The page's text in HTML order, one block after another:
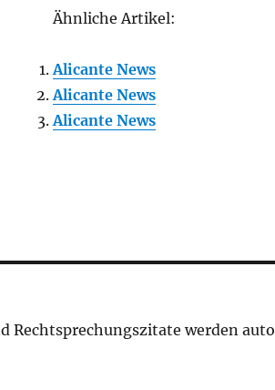
Ähnliche Artikel:
Alicante News
Alicante News
Alicante News
Rechtsprechungszitate werden